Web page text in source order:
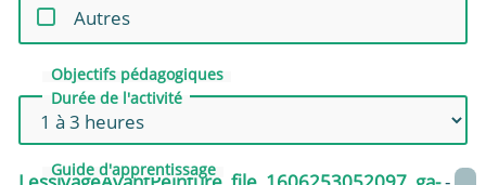
Autres
Objectifs pédagogiques
Durée de l'activité
Guide d'apprentissage